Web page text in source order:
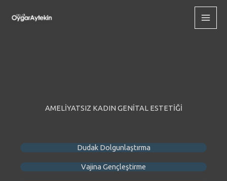
atla
AMELİYATSIZ KADIN GENİTAL ESTETİĞİ
Dudak Dolgunlaştırma
Vajina Gençleştirme